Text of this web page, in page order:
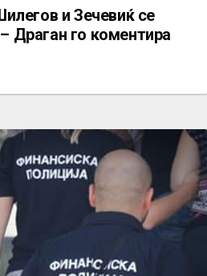
и Зечевиќ се
Драган го коментира